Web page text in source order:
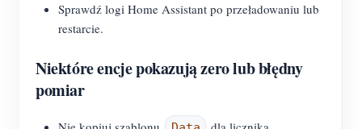
Sprawdź logi Home Assistant po przeładowaniu lub
restarcie.
Niektóre encje pokazują zero lub błędny
pomiar